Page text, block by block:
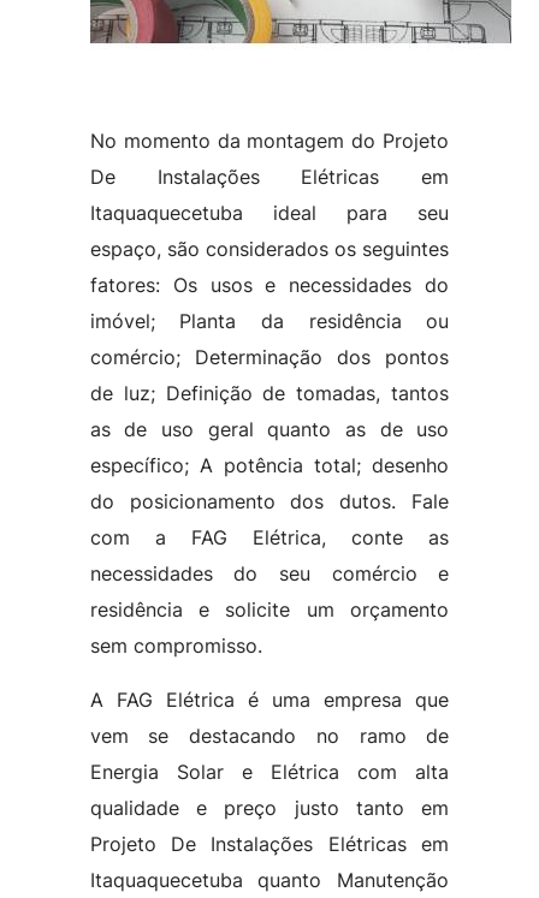
No momento da montagem do Projeto
De Instalações Elétricas em
Itaquaquecetuba ideal para seu
espaço, são considerados os seguintes
fatores: Os usos e necessidades do
imóvel; Planta da residência ou
comércio; Determinação dos pontos
de luz; Definição de tomadas, tantos
as de uso geral quanto as de uso
específico; A potência total; desenho
do posicionamento dos dutos. Fale
com a FAG Elétrica, conte as
necessidades do seu comércio e
residência e solicite um orçamento
sem compromisso.
A FAG Elétrica é uma empresa que
vem se destacando no ramo de
Energia Solar e Elétrica com alta
qualidade e preço justo tanto em
Projeto De Instalações Elétricas em
Itaquaquecetuba quanto Manutenção